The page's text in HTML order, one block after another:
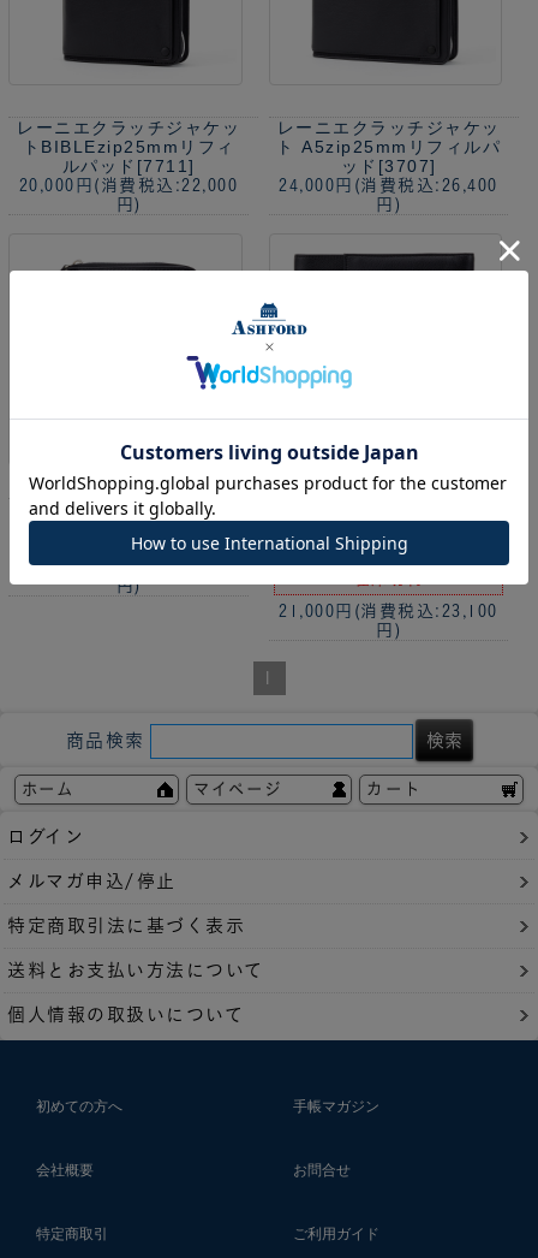
レーニエクラッチジャケッ
トBIBLEzip25mmリフィ
ルパッド[7711]
20,000円 (消費税込:22,000
円)
レーニエクラッチジャケッ
ト A5zip25mmリフィルパ
ッド[3707]
24,000円 (消費税込:26,400
円)
レーニエクラッチジャケッ
トMINI6zip13mmリフィ
ルパッド[1436]
16,000円(消費税込:17,600
円)
ィルパッド15mm[6802]
21,000円 (消費税込:23,100
円)
1
商品検索
ホーム マイページ カート
ログイン
メルマガ申込/停止
特定商取引法に基づく表示
送料とお支払い方法について
個人情報の取扱いについて
初めての方へ 手帳マガジン
会社概要 お問合せ
特定商取引 ご利用ガイド